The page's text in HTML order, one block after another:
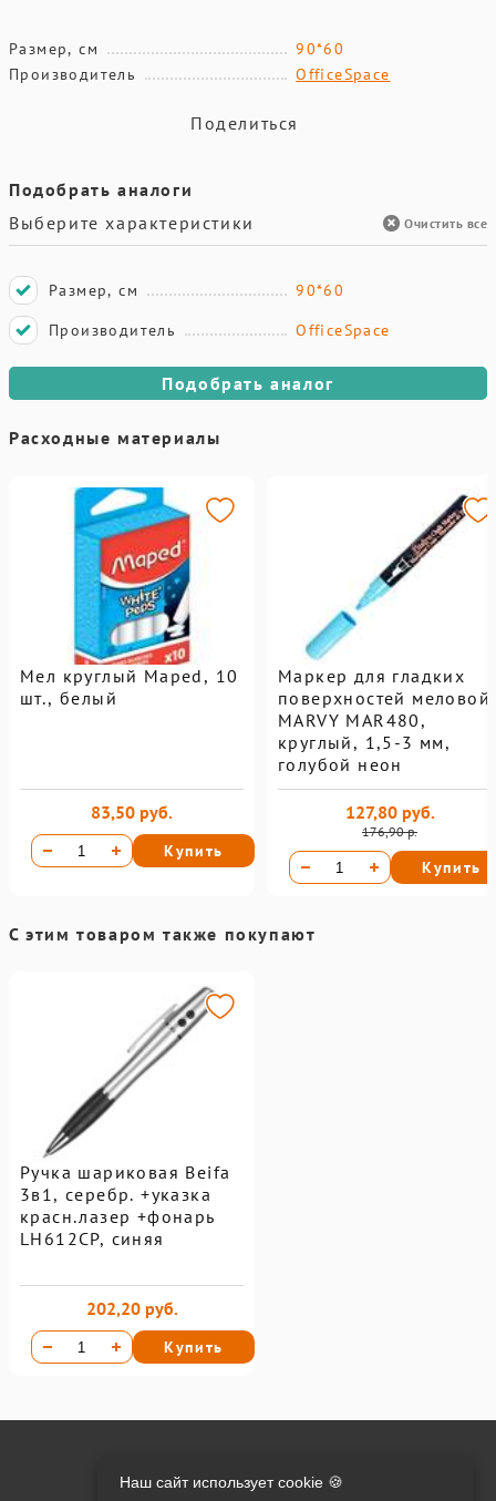
Размер, см
90*60
Производитель
OfficeSpace
Поделиться
Подобрать аналоги
Выберите характеристики
Очистить все
Размер, см
90*60
Производитель
OfficeSpace
Подобрать аналог
Расходные материалы
Мел круглый Maped, 10
шт., белый
83,50 руб.
Купить
Маркер для гладких
поверхностей меловой
MARVY MAR480,
круглый, 1,5-3 мм,
голубой неон
176,90 р.
127,80 руб.
Купить
С этим товаром также покупают
Ручка шариковая Beifa
3в1, серебр. +указка
красн.лазер +фонарь
LH612СР, синяя
202,20 руб.
Купить
Онлайн оплата на сайте:
Наш сайт использует cookie 🍪